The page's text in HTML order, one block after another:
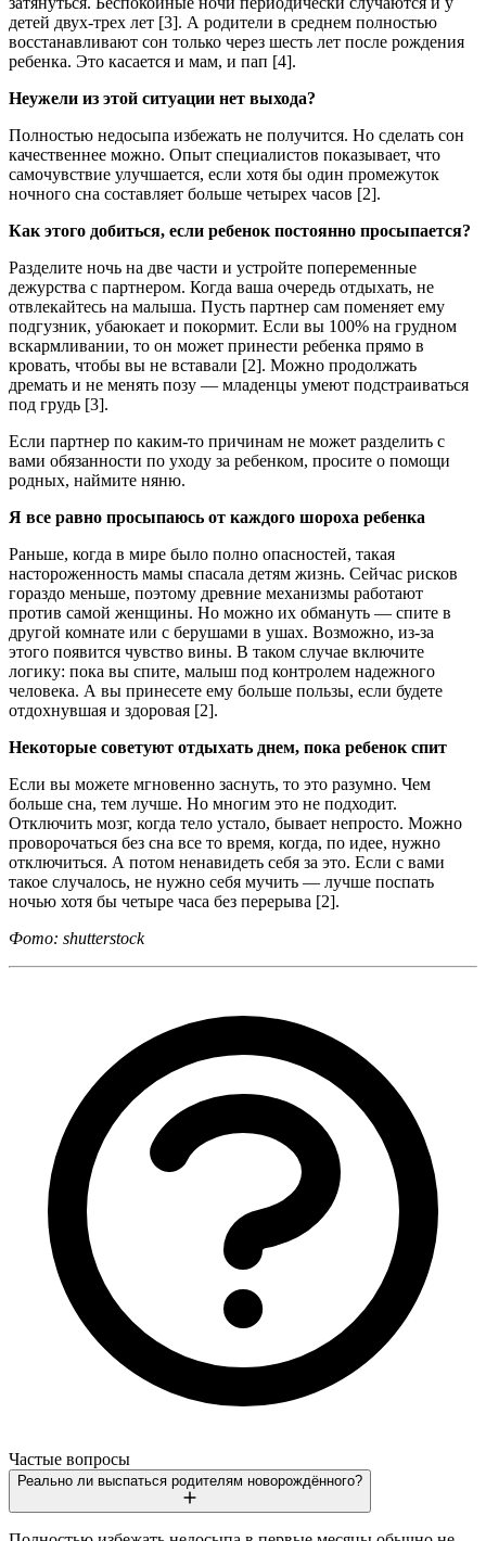
детей двух-трех лет [3]. А родители в среднем полностью
восстанавливают сон только через шесть лет после рождения
ребенка. Это касается и мам, и пап [4].
Неужели из этой ситуации нет выхода?
Полностью недосыпа избежать не получится. Но сделать сон
качественнее можно. Опыт специалистов показывает, что
самочувствие улучшается, если хотя бы один промежуток
ночного сна составляет больше четырех часов [2].
Как этого добиться, если ребенок постоянно просыпается?
Разделите ночь на две части и устройте попеременные
дежурства с партнером. Когда ваша очередь отдыхать, не
отвлекайтесь на малыша. Пусть партнер сам поменяет ему
подгузник, убаюкает и покормит. Если вы 100% на грудном
вскармливании, то он может принести ребенка прямо в
кровать, чтобы вы не вставали [2]. Можно продолжать
дремать и не менять позу — младенцы умеют подстраиваться
под грудь [3].
Если партнер по каким-то причинам не может разделить с
вами обязанности по уходу за ребенком, просите о помощи
родных, наймите няню.
Я все равно просыпаюсь от каждого шороха ребенка
Раньше, когда в мире было полно опасностей, такая
настороженность мамы спасала детям жизнь. Сейчас рисков
гораздо меньше, поэтому древние механизмы работают
против самой женщины. Но можно их обмануть — спите в
другой комнате или с берушами в ушах. Возможно, из-за
этого появится чувство вины. В таком случае включите
логику: пока вы спите, малыш под контролем надежного
человека. А вы принесете ему больше пользы, если будете
отдохнувшая и здоровая [2].
Некоторые советуют отдыхать днем, пока ребенок спит
Если вы можете мгновенно заснуть, то это разумно. Чем
больше сна, тем лучше. Но многим это не подходит.
Отключить мозг, когда тело устало, бывает непросто. Можно
проворочаться без сна все то время, когда, по идее, нужно
отключиться. А потом ненавидеть себя за это. Если с вами
такое случалось, не нужно себя мучить — лучше поспать
ночью хотя бы четыре часа без перерыва [2].
Фото: shutterstock
Частые вопросы
Реально ли выспаться родителям новорождённого?